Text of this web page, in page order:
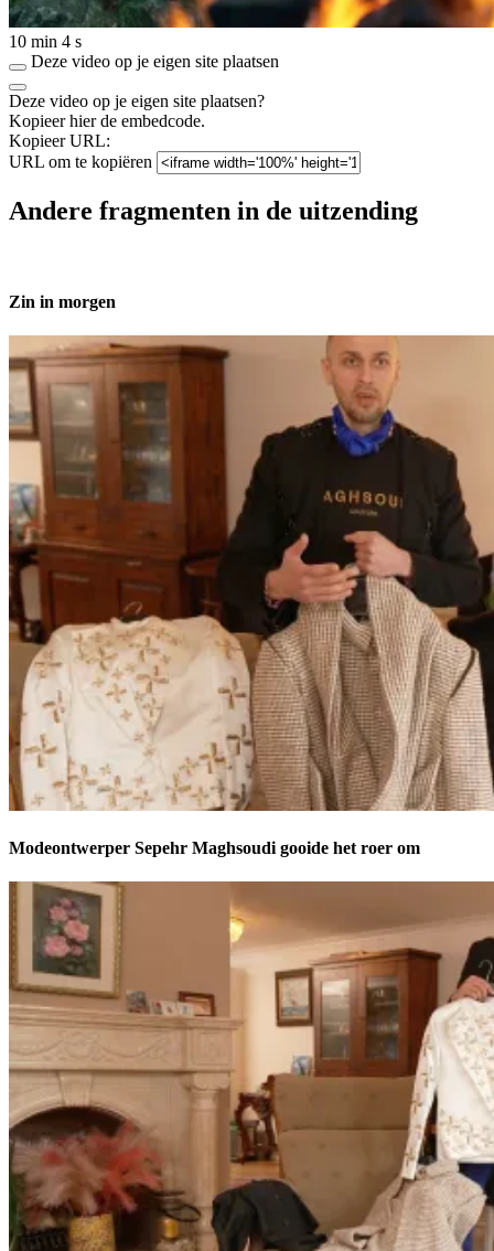
10 min 4 s
Deze video op je eigen site plaatsen
Deze video op je eigen site plaatsen?
Kopieer hier de embedcode.
Kopieer URL:
URL om te kopiëren
Andere fragmenten in de uitzending
Zin in morgen
Modeontwerper Sepehr Maghsoudi gooide het roer om